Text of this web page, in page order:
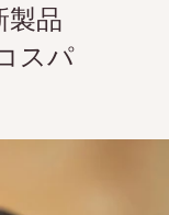
品
スパ